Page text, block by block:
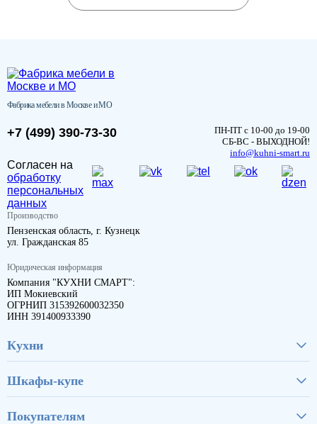
Фабрика мебели в Москве и МО
+7 (499) 390-73-30
ПН-ПТ с 10-00 до 19-00
СБ-ВС - ВЫХОДНОЙ!
info@kuhni-smart.ru
Согласен на
обработку
персональных
данных
Производство
Пензенская область, г. Кузнецк
ул. Гражданская 85
Юридическая информация
Компания "КУХНИ СМАРТ":
ИП Мокиевский
ОГРНИП 315392600032350
ИНН 391400933390
Кухни
Шкафы-купе
Покупателям